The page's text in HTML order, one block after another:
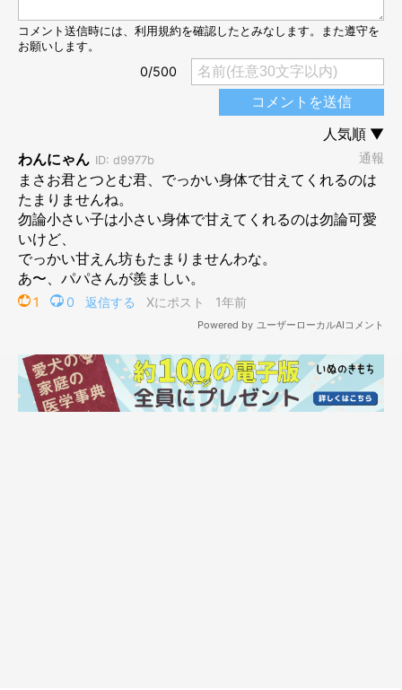
まさおくんは嬉しそう！
@masachan_mama
撮影当時に、一体何があったのでしょうか。飼い主さんに話を聞
くと、なんともほっこりするエピソードが聞けました！
「私とまさおと弟犬・つとむがお散歩から帰ると、前日の昼間か
ら出かけていたパパが30時間ぶりに帰宅していたんです。まさお
はパパが帰ってきたことが嬉しくて、 つとむにパパを取られない